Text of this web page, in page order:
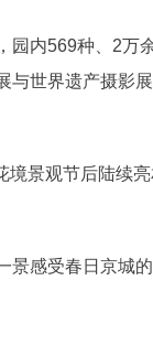
内569种、2万
世界遗产摄影
景观节后陆续
感受春日京城的